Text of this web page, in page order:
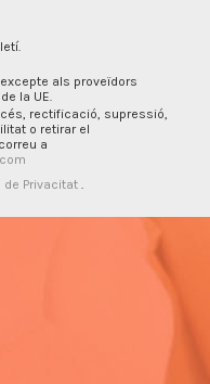
als proveïdors
la UE.
rectificació, supressió,
o retirar el
a
de Privacitat